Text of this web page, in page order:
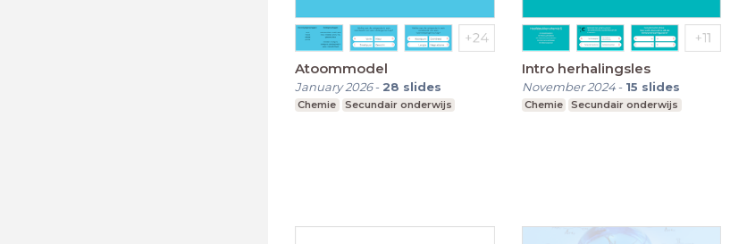
Atoommodel
January 2026- 28 slides
Chemie Secundair onderwijs
Intro herhalingsles
November 2024- 15 slides
Chemie Secundair onderwijs